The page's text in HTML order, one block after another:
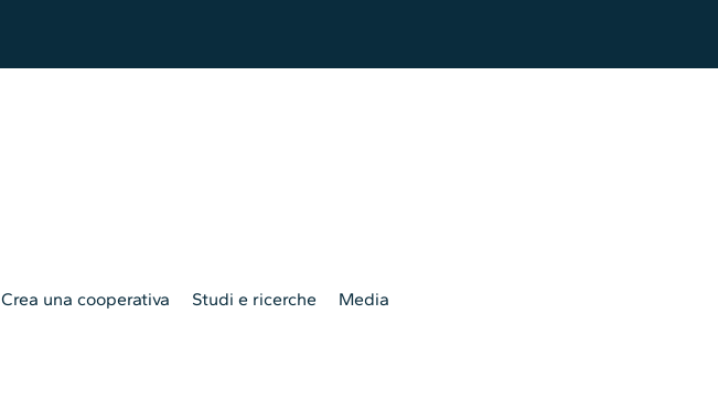
Crea una cooperativa Studi e ricerche Media